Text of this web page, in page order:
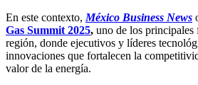
En este contexto, México Business News
Gas Summit 2025, uno de los principales
región, donde ejecutivos y líderes
innovaciones que fortalecen la
valor de la energía.